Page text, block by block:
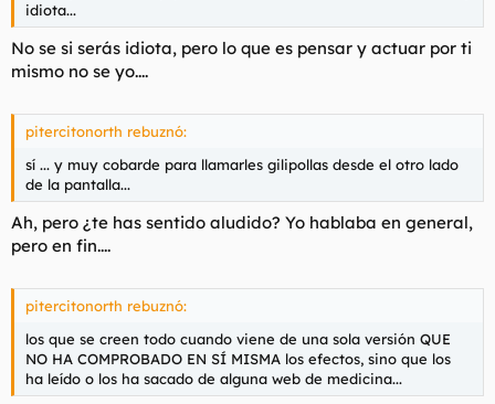
idiota...
No se si serás idiota, pero lo que es pensar y actuar por ti
mismo no se yo....
pitercitonorth rebuznó:
sí ... y muy cobarde para llamarles gilipollas desde el otro lado
de la pantalla...
Ah, pero ¿te has sentido aludido? Yo hablaba en general,
pero en fin....
pitercitonorth rebuznó:
los que se creen todo cuando viene de una sola versión QUE
NO HA COMPROBADO EN SÍ MISMA los efectos, sino que los
ha leído o los ha sacado de alguna web de medicina...